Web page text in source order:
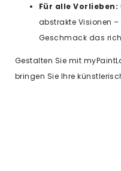
Für alle Vorlieben:
abstrakte Visionen
Geschmack das
Gestalten Sie mit
bringen Sie Ihre